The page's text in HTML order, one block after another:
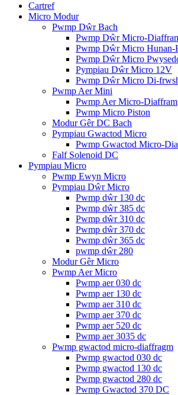
Cartref
Micro Modur
Pwmp Dŵr Bach
Pwmp Dŵr Micro-
Pwmp Dŵr Micro Hunan-
Pwmp Dŵr Micro
Pympiau Dŵr Micro 12V
Pwmp Dŵr Micro Di-
Pwmp Aer Mini
Pwmp Aer Micro-Diaffram
Pwmp Micro Piston
Modur Gêr DC Bach
Pympiau Gwactod Micro
Pwmp Gwactod Micro-
Falf Solenoid DC
Pympiau Micro
Pwmp Ewyn Micro
Pympiau Dŵr Micro
Pwmp dŵr 130 dc
Pwmp dŵr 385 dc
Pwmp dŵr 310 dc
Pwmp dŵr 370 dc
Pwmp dŵr 365 dc
pwmp dŵr 280
Modur Gêr Micro
Pwmp Aer Micro
Pwmp aer 030 dc
Pwmp aer 130 dc
Pwmp aer 310 dc
Pwmp aer 370 dc
Pwmp aer 520 dc
Pwmp aer 3035 dc
Pwmp gwactod micro-diaffragm
Pwmp gwactod 030 dc
Pwmp gwactod 130 dc
Pwmp gwactod 280 dc
Pwmp Gwactod 370 DC